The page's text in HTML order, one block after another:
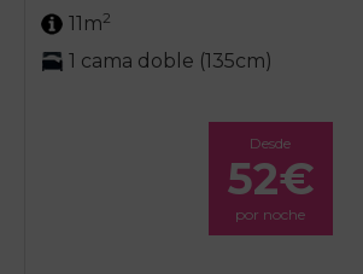
11m2
1 cama doble (135cm)
Desde
52€
por noche